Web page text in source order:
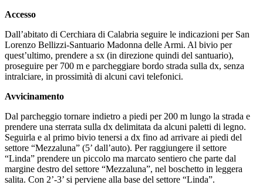
Accesso
Dall’abitato di Cerchiara di Calabria seguire le indicazioni per San
Lorenzo Bellizzi-Santuario Madonna delle Armi. Al bivio per
quest’ultimo, prendere a sx (in direzione quindi del santuario),
proseguire per 700 m e parcheggiare bordo strada sulla dx, senza
intralciare, in prossimità di alcuni cavi telefonici.
Avvicinamento
Dal parcheggio tornare indietro a piedi per 200 m lungo la strada e
prendere una sterrata sulla dx delimitata da alcuni paletti di legno.
Seguirla e al primo bivio tenersi a dx fino ad arrivare ai piedi del
settore “Mezzaluna” (5’ dall’auto). Per raggiungere il settore
“Linda” prendere un piccolo ma marcato sentiero che parte dal
margine destro del settore “Mezzaluna”, nel boschetto in leggera
salita. Con 2’-3’ si perviene alla base del settore “Linda”.